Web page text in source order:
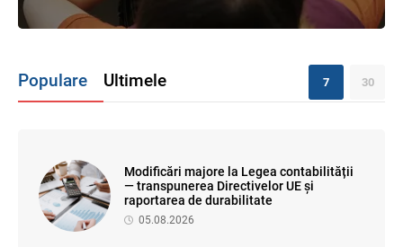
Populare Ultimele 7 30
Modificări majore la Legea contabilității
— transpunerea Directivelor UE și
raportarea de durabilitate
05.08.2026